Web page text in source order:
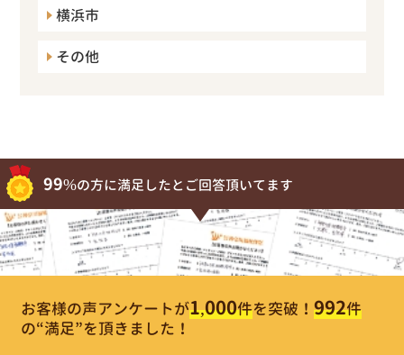
横浜市
その他
99%の方に満足したとご回答頂いてます
お客様の声アンケートが1,000件を突破！ 992件
の“満足”を頂きました！